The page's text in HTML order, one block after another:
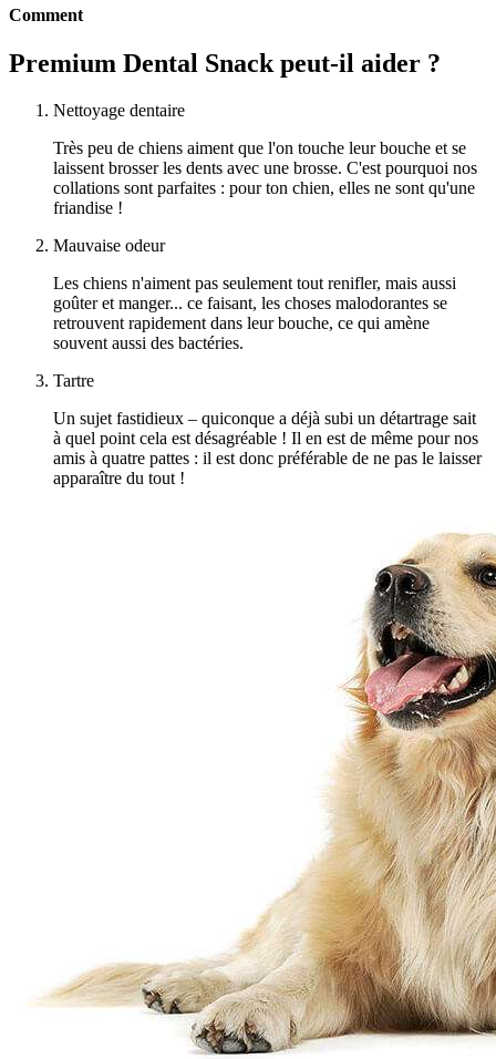
Comment
Premium Dental Snack peut-il aider ?
Nettoyage dentaire
Très peu de chiens aiment que l'on touche leur bouche et se
laissent brosser les dents avec une brosse. C'est pourquoi nos
collations sont parfaites : pour ton chien, elles ne sont qu'une
friandise !
Mauvaise odeur
Les chiens n'aiment pas seulement tout renifler, mais aussi
goûter et manger... ce faisant, les choses malodorantes se
retrouvent rapidement dans leur bouche, ce qui amène
souvent aussi des bactéries.
Tartre
Un sujet fastidieux – quiconque a déjà subi un détartrage sait
à quel point cela est désagréable ! Il en est de même pour nos
amis à quatre pattes : il est donc préférable de ne pas le laisser
apparaître du tout !